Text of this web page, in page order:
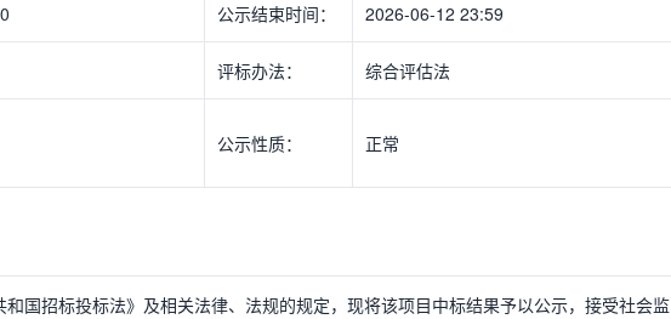
公示结束时间： 2026-06-12 23:59
评标办法： 综合评估法
公示性质： 正常
和国招标投标法》及相关法律、法规的规定，现将该项目中标结果予以公示，接受社会监